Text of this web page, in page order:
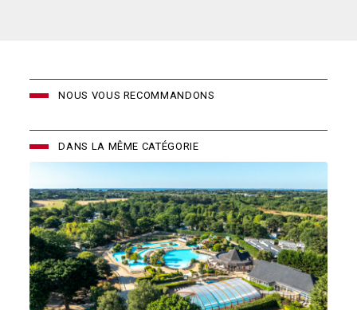
NOUS VOUS RECOMMANDONS
DANS LA MÊME CATÉGORIE